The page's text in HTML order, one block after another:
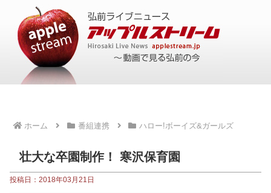
ホーム 番組連携 ハロー!ボーイズ&ガールズ
壮大な卒園制作！ 寒沢保育園
投稿日：2018年03月21日